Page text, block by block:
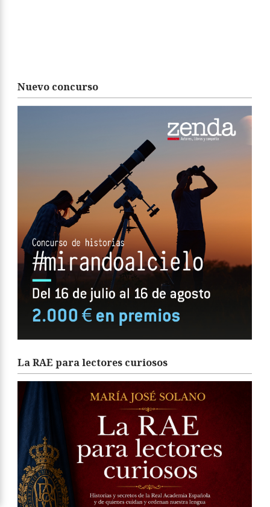
Nuevo concurso
La RAE para lectores curiosos